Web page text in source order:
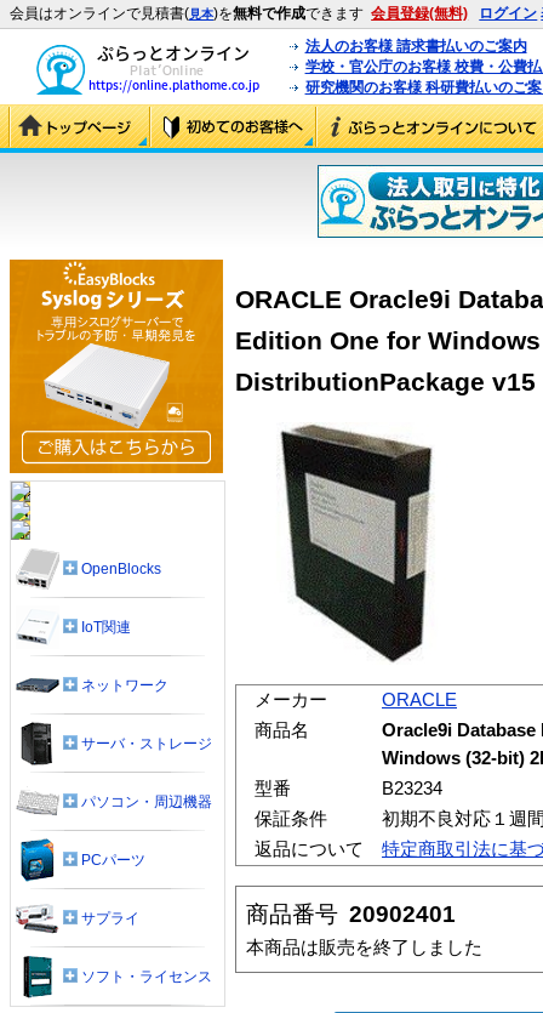
会員はオンラインで見積書(見本)を無料で作成できます 会員登録(無料) ログイン
法人のお客様 請求書払いのご案内
学校・官公庁のお客様 校費・公費
研究機関のお客様 科研費払いのご
ORACLE Oracle9i
Edition One for
DistributionPackage v15
メーカー
ORACLE
商品名
Oracle9i
Windows (32-bit)
型番
B23234
保証条件
初期不良対応１週
返品について
特定商取引法に基
商品番号 20902401
本商品は販売を終了しました
OpenBlocks
IoT関連
ネットワーク
サーバ・ストレージ
パソコン・周辺機器
PCパーツ
サプライ
ソフト・ライセンス